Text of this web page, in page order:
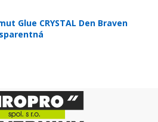
Glue CRYSTAL Den Braven